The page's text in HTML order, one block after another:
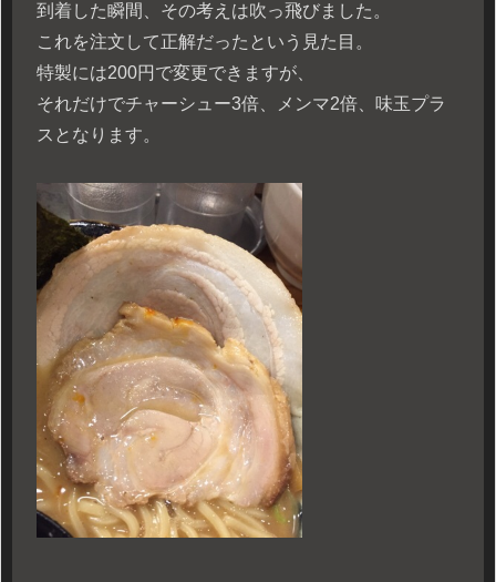
到着した瞬間、その考えは吹っ飛びました。
これを注文して正解だったという見た目。
特製には200円で変更できますが、
それだけでチャーシュー3倍、メンマ2倍、味玉プラ
スとなります。